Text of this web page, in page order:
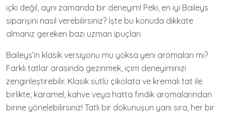
içki değil, aynı zamanda bir deneyim! Peki, en iyi Baileys
siparişini nasıl verebilirsiniz? İşte bu konuda dikkate
almanız gereken bazı uzman ipuçları.
Baileys’in klasik versiyonu mu yoksa yeni aromaları mı?
Farklı tatlar arasında gezinmek, içim deneyiminizi
zenginleştirebilir. Klasik sütlü çikolata ve kremalı tat ile
birlikte, karamel, kahve veya hatta fındık aromalarından
birine yönelebilirsiniz! Tatlı bir dokunuşun yanı sıra, her bir